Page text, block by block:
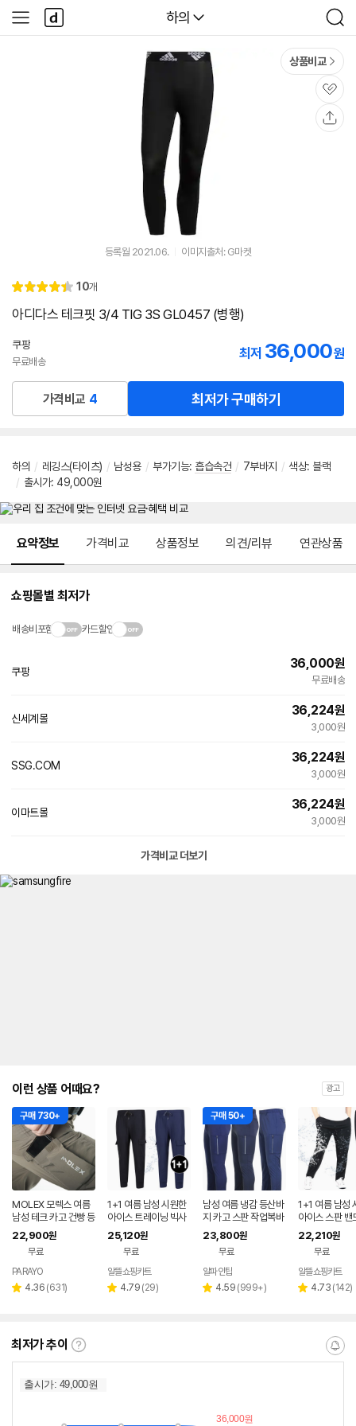
다나와
하의
검
색
사
이
다
나
와
상품비교
관
심
등록월 2021.06. 이미지출처: G마켓
별
점
4.
리
10개
아디다스 테크핏 3/4 TIG 3S GL0457 (병행)
쿠팡
무료배송
최저 36,000원
가격비교 4 최저가 구매하기
하의 / 레깅스(타이츠) / 남성용 / 부가기능: 흡습속건 / 7부바지 / 색상: 블랙
/ 출시가: 49,000원
요약정보 가격비교 상품정보 의견/리뷰 연관상품
쇼핑몰별 최저가
배송비포함 카드할인
쿠팡
36,000원
무료배송
신세계몰
36,224원
3,000원
SSG.COM
36,224원
3,000원
이마트몰
36,224원
3,000원
가격비교 더보기
이런 상품 어때요? 광고
구매 730+
MOLEX 모렉스 여름
남성 테크 카고 건빵 등
산 작업복 바지 아웃도
어 팬츠 159
22,900원
무료
PARAYO
별 4.36 리
(631)
1+1 여름 남성 시원한
아이스 트레이닝 빅사
이즈 작업복 기능성 팬
츠 하의
25,120원
무료
알뜰쇼핑카트
별 4.79 리
(29)
구매 50+
남성 여름 냉감 등산바
지 카고 스판 작업복바
지 기능성 아웃도어 팬
츠 트레이닝 하의
23,800원
무료
페이
알파인탑
별 4.59 리
(999+)
1+1 여름 남성
아이스 스판 밴
트레이닝 빅사
업복 기능성 팬
22,210원
무료
알뜰쇼핑카트
별 4.73 리
(142)
최저가 추이
최
가
알